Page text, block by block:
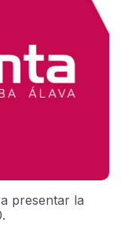
presentar la